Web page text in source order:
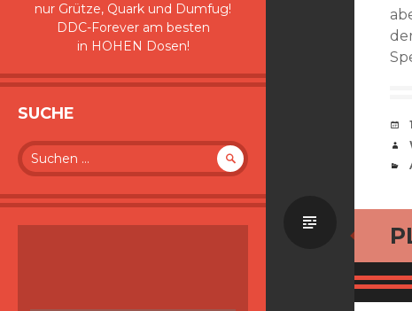
nur Grütze, Quark und Dumfug!
DDC-Forever am besten
in HOHEN Dosen!
SUCHE
Suche
nach:
Standard